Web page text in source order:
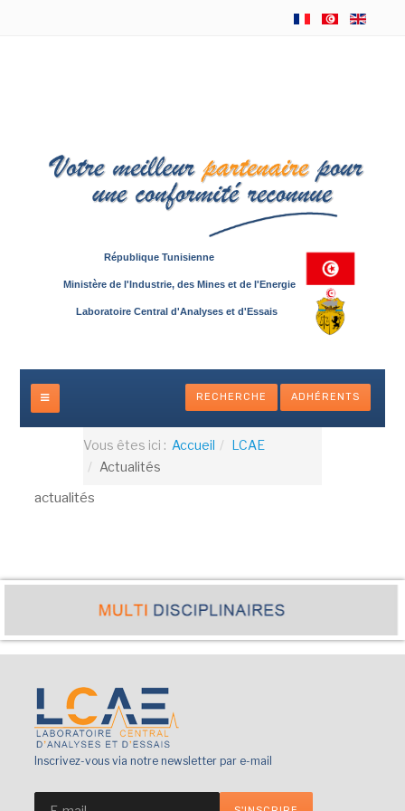
République Tunisienne
Ministère de l'Industrie, des Mines et de l'Energie
Laboratoire Central d'Analyses et d'Essais
RECHERCHE ADHÉRENTS
Vous êtes ici : Accueil
LCAE
Actualités
actualités
Inscrivez-vous via notre newsletter par e-mail